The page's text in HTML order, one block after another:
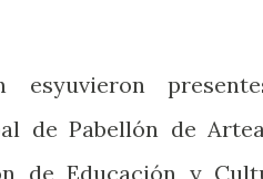
esyuvieron
de Pabellón de
de Educación y